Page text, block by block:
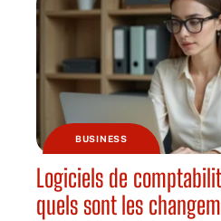
BUSINESS
Logiciels de
quels sont les